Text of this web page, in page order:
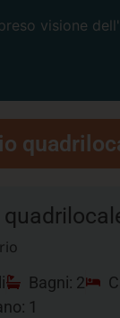
visione
Bagni: 2
1